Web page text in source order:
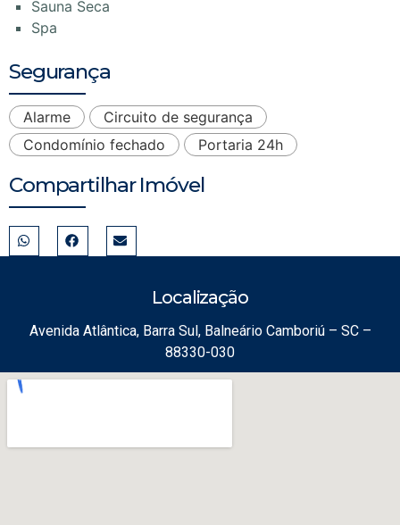
Sauna Seca
Spa
Segurança
Alarme
Circuito de segurança
Condomínio fechado
Portaria 24h
Compartilhar Imóvel
Localização
Avenida Atlântica, Barra Sul, Balneário Camboriú – SC –
88330-030